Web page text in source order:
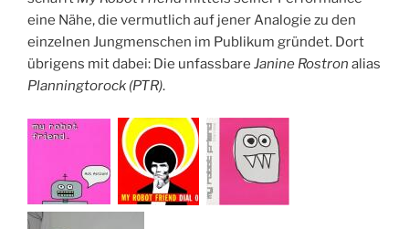
eine Nähe, die vermutlich auf jener Analogie zu den
einzelnen Jungmenschen im Publikum gründet. Dort
übrigens mit dabei: Die unfassbare Janine Rostron alias
Planningtorock (PTR).